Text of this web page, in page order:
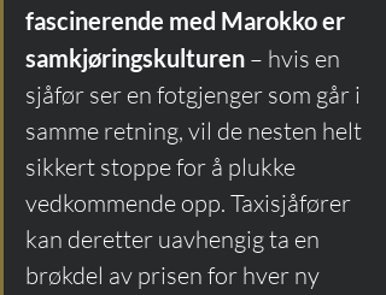
fascinerende med Marokko er
samkjøringskulturen – hvis en
sjåfør ser en fotgjenger som går i
samme retning, vil de nesten helt
sikkert stoppe for å plukke
vedkommende opp. Taxisjåfører
kan deretter uavhengig ta en
brøkdel av prisen for hver ny